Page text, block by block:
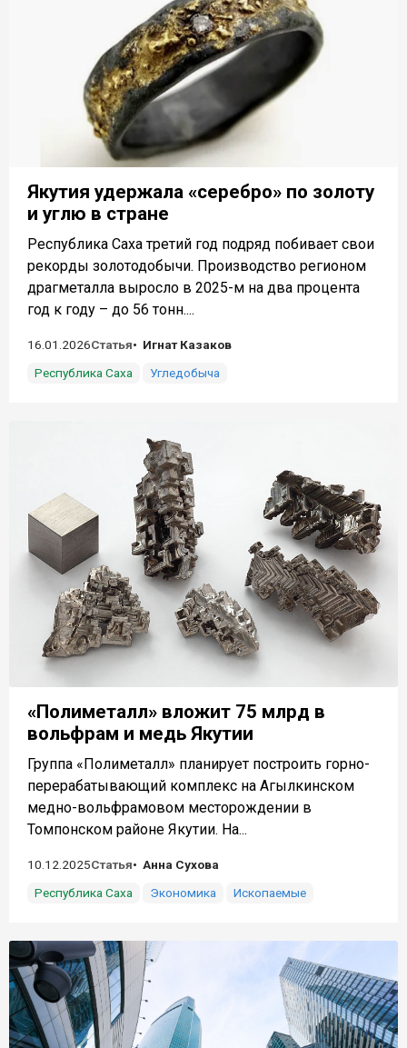
Якутия удержала «серебро» по золоту
и углю в стране
Республика Саха третий год подряд побивает свои
рекорды золотодобычи. Производство регионом
драгметалла выросло в 2025-м на два процента
год к году – до 56 тонн....
16.01.2026Статья
Игнат Казаков
Республика Саха
Угледобыча
«Полиметалл» вложит 75 млрд в
вольфрам и медь Якутии
Группа «Полиметалл» планирует построить горно-
перерабатывающий комплекс на Агылкинском
медно-вольфрамовом месторождении в
Томпонском районе Якутии. На...
10.12.2025Статья
Анна Сухова
Республика Саха
Экономика Ископаемые